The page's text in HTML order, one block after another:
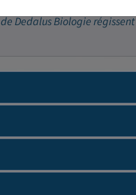
Dedalus Biologie